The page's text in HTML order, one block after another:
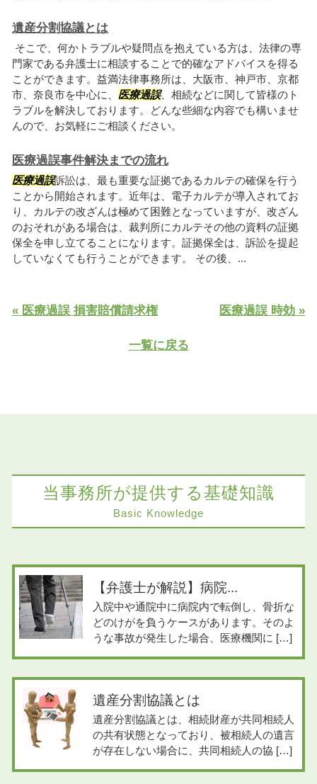
遺産分割協議とは
そこで、何かトラブルや疑問点を抱えている方は、法律の専
門家である弁護士に相談することで的確なアドバイスを得る
ことができます。益満法律事務所は、大阪市、神戸市、京都
市、奈良市を中心に、 医療過誤、相続などに関して皆様のト
ラブルを解決しております。どんな些細な内容でも構いませ
んので、お気軽にご相談ください。
医療過誤事件解決までの流れ
医療過誤訴訟は、最も重要な証拠であるカルテの確保を行う
ことから開始されます。近年は、電子カルテが導入されてお
り、カルテの改ざんは極めて困難となっていますが、改ざん
のおそれがある場合は、裁判所にカルテその他の資料の証拠
保全を申し立てることになります。証拠保全は、訴訟を提起
していなくても行うことができます。 その後、...
« 医療過誤 損害賠償請求権 医療過誤 時効 »
一覧に戻る
当事務所が提供する基礎知識
Basic Knowledge
【弁護士が解説】病院...
入院中や通院中に病院内で転倒し、骨折な
どのけがを負うケースがあります。そのよ
うな事故が発生した場合、医療機関に […]
遺産分割協議とは
遺産分割協議とは、相続財産が共同相続人
の共有状態となっており、被相続人の遺言
が存在しない場合に、共同相続人の協 […]